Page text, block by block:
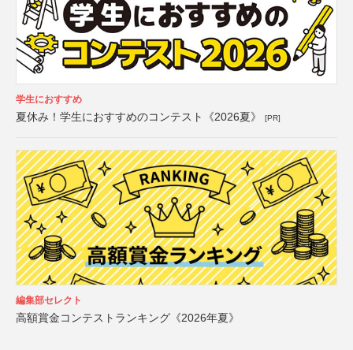
学生におすすめ
夏休み！学生におすすめのコンテスト《2026夏》 [PR]
編集部セレクト
高額賞金コンテストランキング《2026年夏》